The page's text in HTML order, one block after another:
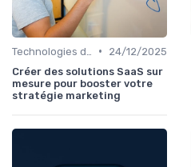
•
24/12/2025
Créer des solutions SaaS sur
mesure pour booster votre
stratégie marketing